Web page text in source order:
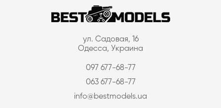
ул. Садовая, 16
Одесса, Украина
097 677-68-77
063 677-68-77
info@bestmodels.ua